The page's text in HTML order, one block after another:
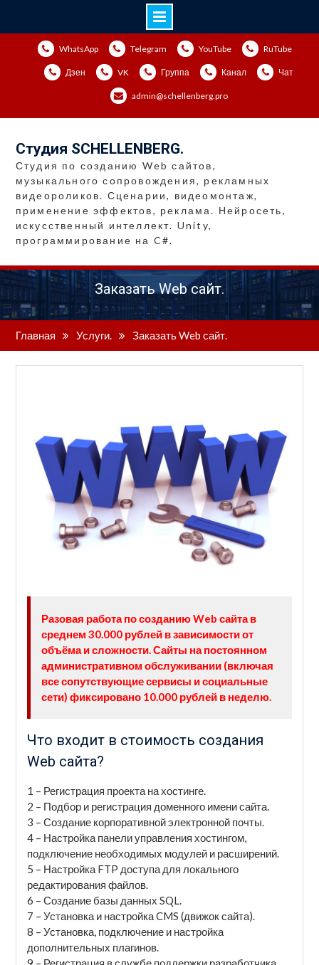
содержимому
WhatsApp Telegram YouTube RuTube
Дзен VK Группа Канал Чат
admin@schellenberg.pro
Студия SCHELLENBERG.
Студия по созданию Web сайтов,
музыкального сопровождения, рекламных
видеороликов. Сценарии, видеомонтаж,
применение эффектов, реклама. Нейросеть,
искусственный интеллект. Unity,
программирование на C#.
Заказать Web сайт.
Главная Услуги. Заказать Web сайт.
Разовая работа по созданию Web сайта в
среднем 30.000 рублей в зависимости от
объёма и сложности. Сайты на постоянном
административном обслуживании (включая
все сопутствующие сервисы и социальные
сети) фиксировано 10.000 рублей в неделю.
Что входит в стоимость создания
Web сайта?
1 – Регистрация проекта на хостинге.
2 – Подбор и регистрация доменного имени сайта.
3 – Создание корпоративной электронной почты.
4 – Настройка панели управления хостингом,
подключение необходимых модулей и расширений.
5 – Настройка FTP доступа для локального
редактирования файлов.
6 – Создание базы данных SQL.
7 – Установка и настройка CMS (движок сайта).
8 – Установка, подключение и настройка
дополнительных плагинов.